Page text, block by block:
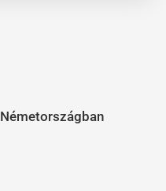
Németországban